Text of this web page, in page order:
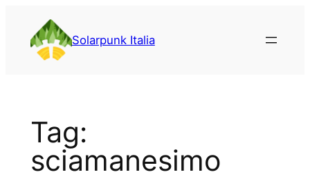
contenuto
Solarpunk Italia
Tag:
sciamanesimo